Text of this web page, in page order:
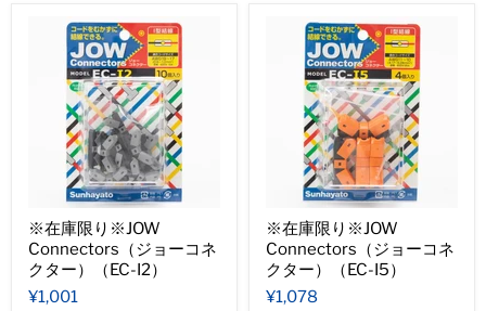
※在庫限り※JOW
Connectors（ジョーコネ
クター）（EC-I2）
¥1,001
※在庫限り※JOW
Connectors（ジョーコネ
クター）（EC-I5）
¥1,078